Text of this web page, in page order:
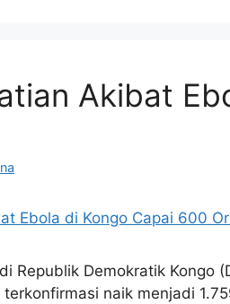
Akibat
Republik Demokratik Kongo
naik menjadi